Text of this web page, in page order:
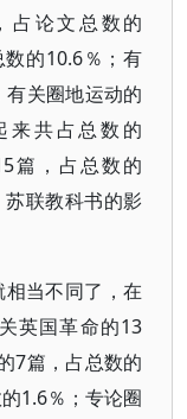
占论文总数的
的10.6％；有
关圈地运动的
来共占总数的
篇，占总数的
苏联教科书的影
当不同了，在
英国革命的13
7篇，占总数的
1.6％；专论圈